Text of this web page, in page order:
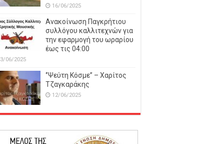
16/06/2025
Ανακοίνωση Παγκρήτιου
συλλόγου καλλιτεχνών για
την εφαρμογή του ωραρίου
έως τις 04:00
06/2025
‘’Ψεύτη Κόσμε’’ – Χαρίτος
Τζαγκαράκης
12/06/2025